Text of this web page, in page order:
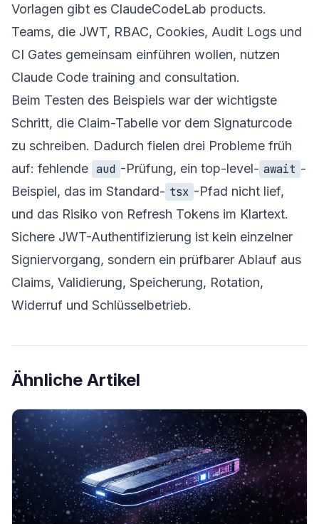
Vorlagen gibt es ClaudeCodeLab products.
Teams, die JWT, RBAC, Cookies, Audit Logs und
CI Gates gemeinsam einführen wollen, nutzen
Claude Code training and consultation.
Beim Testen des Beispiels war der wichtigste
Schritt, die Claim-Tabelle vor dem Signaturcode
zu schreiben. Dadurch fielen drei Probleme früh
auf: fehlende aud -Prüfung, ein top-level- await -
Beispiel, das im Standard- tsx -Pfad nicht lief,
und das Risiko von Refresh Tokens im Klartext.
Sichere JWT-Authentifizierung ist kein einzelner
Signiervorgang, sondern ein prüfbarer Ablauf aus
Claims, Validierung, Speicherung, Rotation,
Widerruf und Schlüsselbetrieb.
Ähnliche Artikel